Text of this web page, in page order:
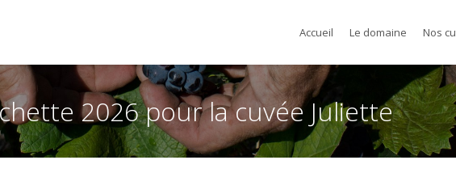
Accueil Le domaine Nos
2026 pour la cuvée Juliette